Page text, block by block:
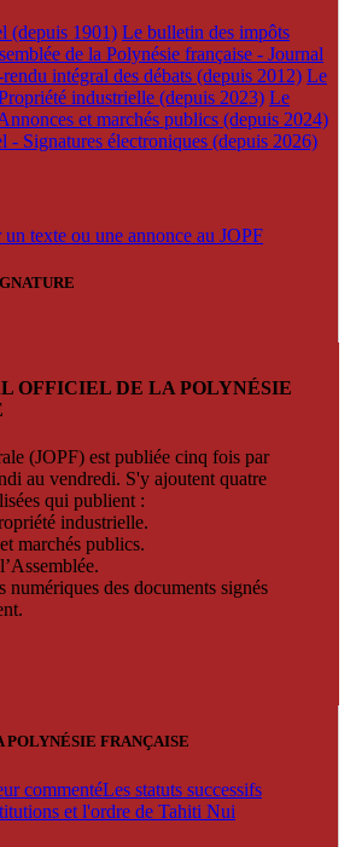
(depuis 1901) Le bulletin des impôts
de la Polynésie française - Journal
intégral des débats (depuis 2012) Le
industrielle (depuis 2023) Le
et marchés publics (depuis 2024)
- Signatures électroniques (depuis 2026)
texte ou une annonce au JOPF
OFFICIEL DE LA POLYNÉSIE
(JOPF) est publiée cinq fois par
au vendredi. S'y ajoutent quatre
qui publient :
industrielle.
marchés publics.
numériques des documents signés
POLYNÉSIE FRANÇAISE
commentéLes statuts successifs
et l'ordre de Tahiti Nui